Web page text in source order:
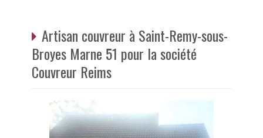
Artisan couvreur à Saint-Remy-sous-
Broyes Marne 51 pour la société
Couvreur Reims